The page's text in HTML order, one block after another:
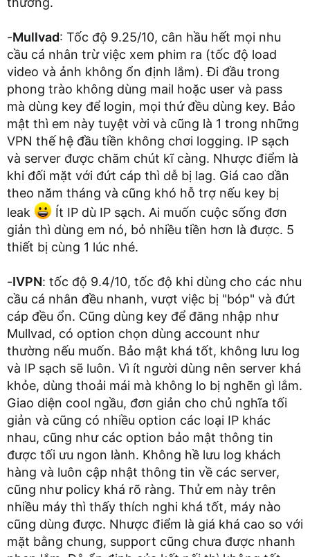
-Mullvad: Tốc độ 9.25/10, cân hầu hết mọi nhu
cầu cá nhân trừ việc xem phim ra (tốc độ load
video và ảnh không ổn định lắm). Đi đầu trong
phong trào không dùng mail hoặc user và pass
mà dùng key để login, mọi thứ đều dùng key. Bảo
mật thì em này tuyệt vời và cũng là 1 trong những
VPN thế hệ đầu tiền không chơi logging. IP sạch
và server được chăm chút kĩ càng. Nhược điểm là
khi đối mặt với đứt cáp thì dễ bị lag. Giá cao dần
theo năm tháng và cũng khó hỗ trợ nếu key bị
leak
Ít IP dù IP sạch. Ai muốn cuộc sống đơn
giản thì dùng em nó, bỏ nhiều tiền hơn là được. 5
thiết bị cùng 1 lúc nhé.
-IVPN: tốc độ 9.4/10, tốc độ khi dùng cho các nhu
cầu cá nhân đều nhanh, vượt việc bị "bóp" và đứt
cáp đều ổn. Cũng dùng key để đăng nhập như
Mullvad, có option chọn dùng account như
thường nếu muốn. Bảo mật khá tốt, không lưu log
và IP sạch sẽ luôn. Vì ít người dùng nên server khá
khỏe, dùng thoải mái mà không lo bị nghẽn gì lắm.
Giao diện cool ngầu, đơn giản cho chủ nghĩa tối
giản và cũng có nhiều option các loại IP khác
nhau, cũng như các option bảo mật thông tin
được tối ưu ngon lành. Không hề lưu log khách
hàng và luôn cập nhật thông tin về các server,
cũng như policy khá rõ ràng. Thử em này trên
nhiều máy thì thấy thích nghi khá tốt, máy nào
cũng dùng được. Nhược điểm là giá khá cao so với
mặt bằng chung, support cũng chưa được nhanh